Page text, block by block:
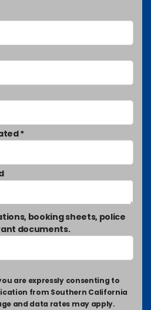
*
booking sheets, police
documents.
are expressly consenting to
from Southern California
and data rates may apply.